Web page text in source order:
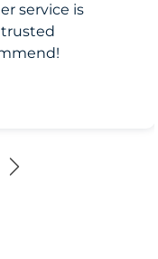
service is
trusted
Next